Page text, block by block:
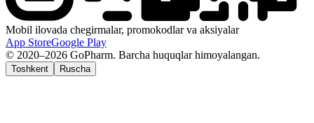
Mobil ilovada chegirmalar, promokodlar va aksiyalar
App StoreGoogle Play
© 2020–2026 GoPharm. Barcha huquqlar himoyalangan.
Toshkent Ruscha